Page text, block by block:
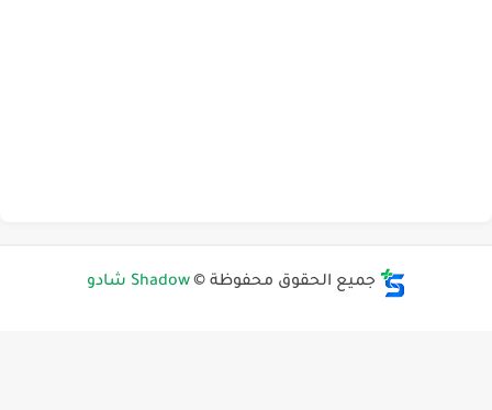
جميع الحقوق محفوظة © Shadow شادو